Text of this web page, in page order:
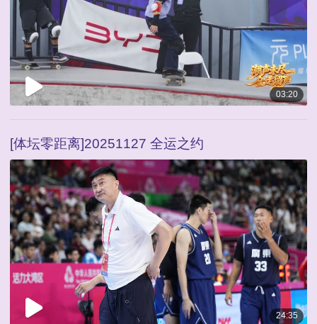
03:20
[体坛零距离]20251127 全运之约
24:35